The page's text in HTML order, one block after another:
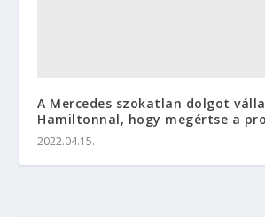
A Mercedes szokatlan dolgot
Hamiltonnal, hogy megértse a
2022.04.15.